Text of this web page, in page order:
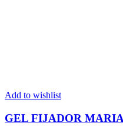
Add to wishlist
GEL FIJADOR